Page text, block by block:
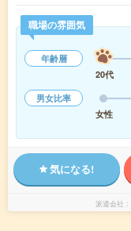
職場の雰囲気
年齢層
20代
男女比率
女性
気になる!
派遣会社